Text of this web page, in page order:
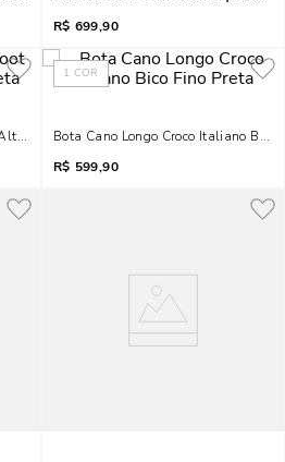
R$ 699,90
Montaria Preta
1 COR
Bota Cano Longo Croco Italiano Bico
R$ 599,90